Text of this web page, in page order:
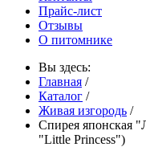
Прайс-лист
Отзывы
О питомнике
Вы здесь:
Главная /
Каталог /
Живая изгородь /
Спирея японская
"Little Princess")